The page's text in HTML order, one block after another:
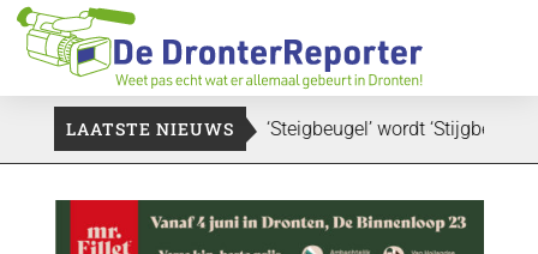
LAATSTE NIEUWS
in Dronten ‘Steigbeugel’ wordt ‘Stijgbeugel’: